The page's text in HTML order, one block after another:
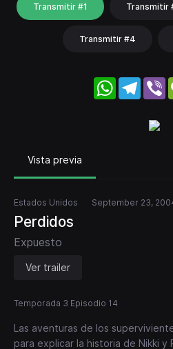
Transmitir #1 Transmitir
Transmitir #4
WhatsApp
Vista previa
Estados Unidos September 23,
Perdidos
Expuesto
Ver trailer
Temporada 3 Episodio 14
Las aventuras de los
para explicar la historia de Nikki y